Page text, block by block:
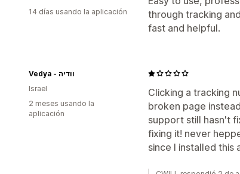
through tracking
fast and helpful.
14 días usando la aplicación
Clicking a tracking
broken page
support still hasn't
fixing it! never
since I installed this
Vedya - וודיה
Israel
2 meses usando la
aplicación